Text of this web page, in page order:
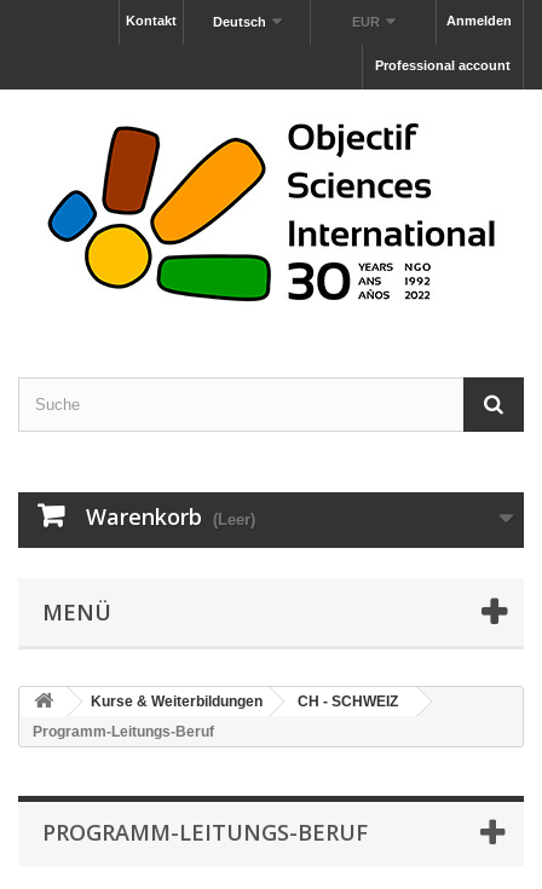
Anmelden
EUR
Deutsch
Kontakt
Professional account
Warenkorb (Leer)
MENÜ
Kurse & Weiterbildungen
CH - SCHWEIZ
Programm-Leitungs-Beruf
PROGRAMM-LEITUNGS-BERUF